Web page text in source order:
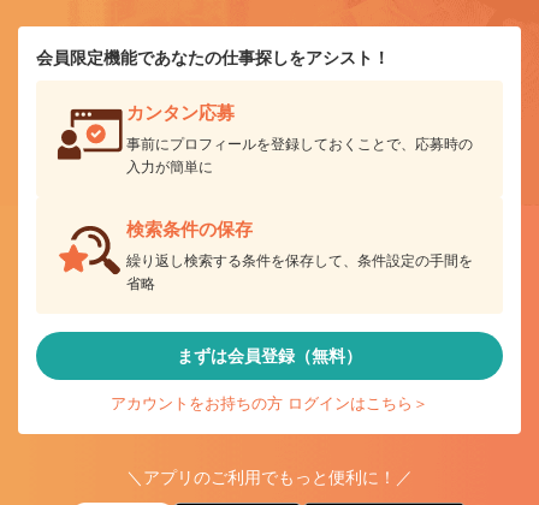
会員限定機能であなたの仕事探しをアシスト！
カンタン応募
事前にプロフィールを登録しておくことで、応募時の
入力が簡単に
検索条件の保存
繰り返し検索する条件を保存して、条件設定の手間を
省略
まずは会員登録（無料）
アカウントをお持ちの方 ログインはこちら＞
＼アプリのご利用でもっと便利に！／